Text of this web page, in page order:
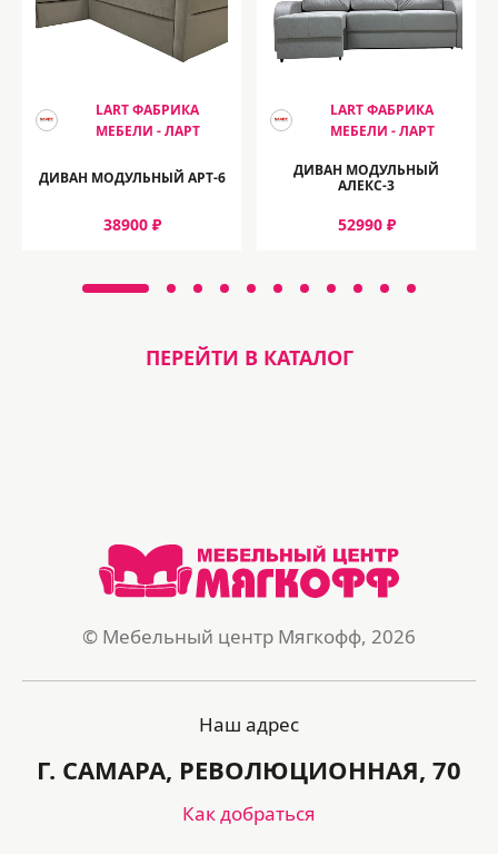
LART ФАБРИКА
МЕБЕЛИ - ЛАРТ
ДИВАН МОДУЛЬНЫЙ АРТ-6
38900 ₽
LART ФАБРИКА
МЕБЕЛИ - ЛАРТ
ДИВАН МОДУЛЬНЫЙ
АЛЕКС-3
52990 ₽
ПЕРЕЙТИ В КАТАЛОГ
© Мебельный центр Мягкофф, 2026
Наш адрес
Г. САМАРА, РЕВОЛЮЦИОННАЯ, 70
Как добраться